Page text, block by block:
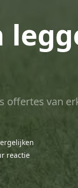
offertes van
reactie